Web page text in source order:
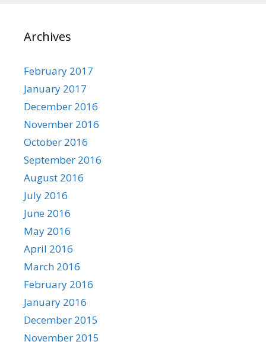
Archives
February 2017
January 2017
December 2016
November 2016
October 2016
September 2016
August 2016
July 2016
June 2016
May 2016
April 2016
March 2016
February 2016
January 2016
December 2015
November 2015